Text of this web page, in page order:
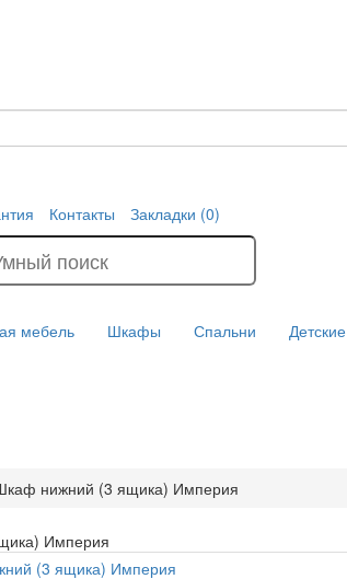
Контакты Закладки (0)
мебель Шкафы Спальни Детские
нижний (3 ящика) Империя
Империя